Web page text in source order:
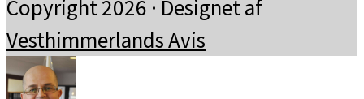
Copyright 2026 · Designet af
Vesthimmerlands Avis